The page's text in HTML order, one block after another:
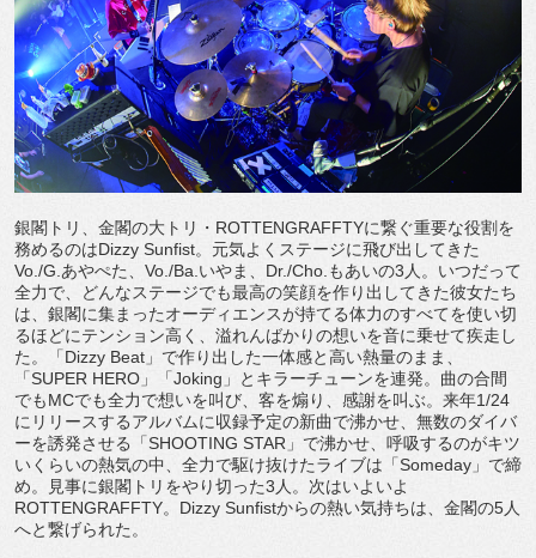
銀閣トリ、金閣の大トリ・ROTTENGRAFFTYに繋ぐ重要な役割を
務めるのはDizzy Sunfist。元気よくステージに飛び出してきた
Vo./G.あやぺた、Vo./Ba.いやま、Dr./Cho.もあいの3人。いつだって
全力で、どんなステージでも最高の笑顔を作り出してきた彼女たち
は、銀閣に集まったオーディエンスが持てる体力のすべてを使い切
るほどにテンション高く、溢れんばかりの想いを音に乗せて疾走し
た。「Dizzy Beat」で作り出した一体感と高い熱量のまま、
「SUPER HERO」「Joking」とキラーチューンを連発。曲の合間
でもMCでも全力で想いを叫び、客を煽り、感謝を叫ぶ。来年1/24
にリリースするアルバムに収録予定の新曲で沸かせ、無数のダイバ
ーを誘発させる「SHOOTING STAR」で沸かせ、呼吸するのがキツ
いくらいの熱気の中、全力で駆け抜けたライブは「Someday」で締
め。見事に銀閣トリをやり切った3人。次はいよいよ
ROTTENGRAFFTY。Dizzy Sunfistからの熱い気持ちは、金閣の5人
へと繋げられた。